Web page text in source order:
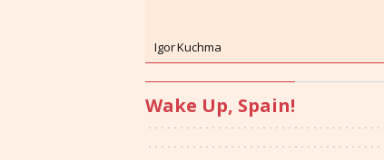
Igor Kuchma
Wake Up, Spain!